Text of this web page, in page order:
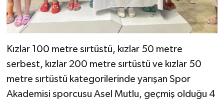
Kızlar 100 metre sırtüstü, kızlar 50 metre
serbest, kızlar 200 metre sırtüstü ve kızlar 50
metre sırtüstü kategorilerinde yarışan Spor
Akademisi sporcusu Asel Mutlu, geçmiş olduğu 4